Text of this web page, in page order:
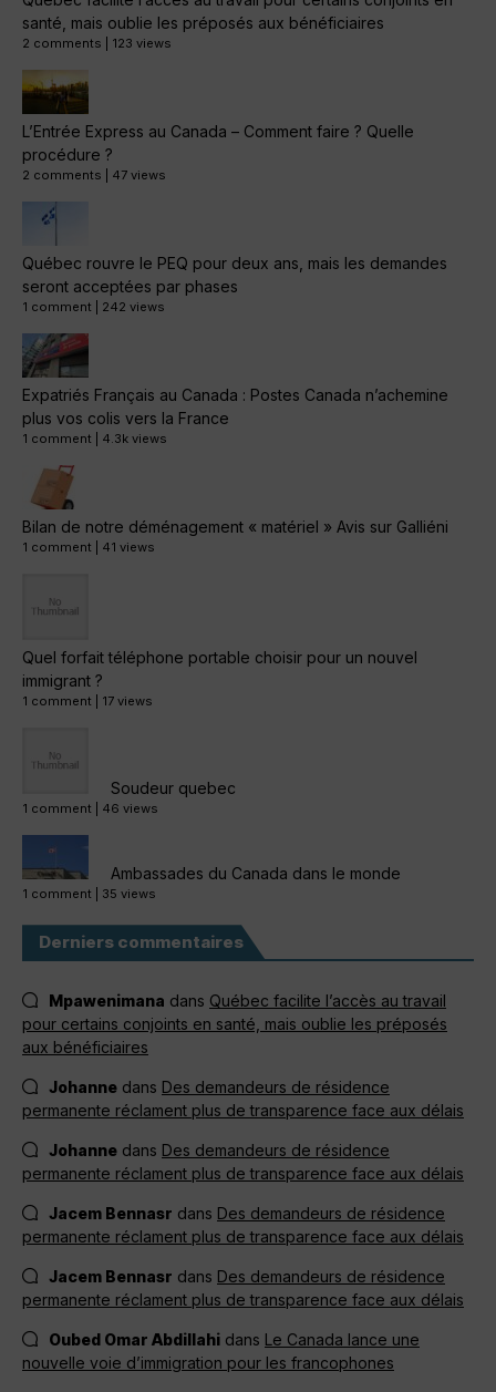
santé, mais oublie les préposés aux bénéficiaires
2 comments 123 views
L’Entrée Express au Canada – Comment faire ? Quelle
procédure ?
2 comments 47 views
Québec rouvre le PEQ pour deux ans, mais les demandes
seront acceptées par phases
1 comment 242 views
Expatriés Français au Canada : Postes Canada n’achemine
plus vos colis vers la France
1 comment 4.3k views
Bilan de notre déménagement « matériel » Avis sur Galliéni
1 comment 41 views
Quel forfait téléphone portable choisir pour un nouvel
immigrant ?
1 comment 17 views
Soudeur quebec
1 comment 46 views
Ambassades du Canada dans le monde
1 comment 35 views
Derniers commentaires
Mpawenimana dans Québec facilite l’accès au travail
pour certains conjoints en santé, mais oublie les préposés
aux bénéficiaires
Johanne dans Des demandeurs de résidence
permanente réclament plus de transparence face aux délais
Johanne dans Des demandeurs de résidence
permanente réclament plus de transparence face aux délais
Jacem Bennasr dans Des demandeurs de résidence
permanente réclament plus de transparence face aux délais
Jacem Bennasr dans Des demandeurs de résidence
permanente réclament plus de transparence face aux délais
Oubed Omar Abdillahi dans Le Canada lance une
nouvelle voie d’immigration pour les francophones